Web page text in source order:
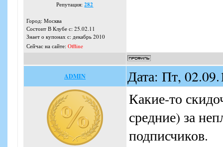
Репутация:282
Город: Москва
Состоит В Клубе с: 25.02.11
Знает о купонах с: декабрь 2010
Сейчас на сайте: Offline
ADMIN Дата: Пт,
Какие-то
средние) за
подписчиков.